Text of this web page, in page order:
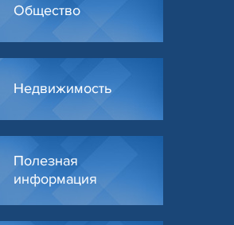
Общество
Недвижимость
Полезная
информация